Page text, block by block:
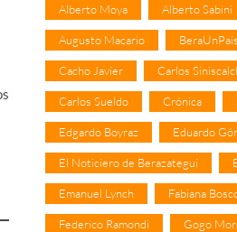
Alberto Moya Alberto Sabini
Augusto Macario
Cacho Javier Carlos
Carlos Sueldo Crónica
Edgardo Boyraz Eduardo
El Noticiero de Berazategui
Emanuel Lynch Fabiana
Federico Ramondi Gogo